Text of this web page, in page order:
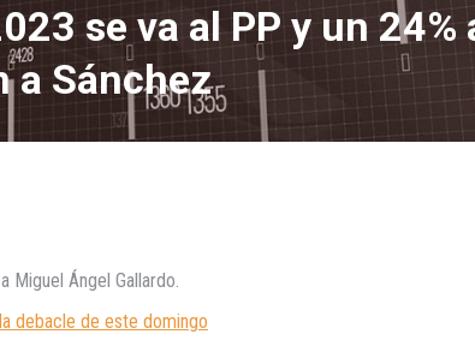
se va al PP y un
a Sánchez
Miguel Ángel Gallardo.
debacle de este domingo